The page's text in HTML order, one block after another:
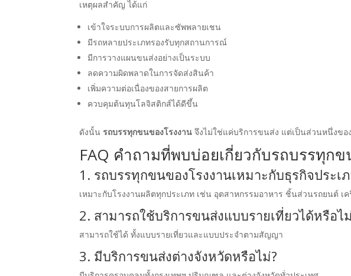
เหตุผลสำคัญ ได้แก่
เข้าใจระบบการผลิตและซัพพลายเชน
มีรถหลายประเภทรองรับทุกสถานการณ์
มีการวางแผนขนส่งอย่างเป็นระบบ
ลดความผิดพลาดในการจัดส่งสินค้า
เพิ่มความต่อเนื่องของสายการผลิต
ควบคุมต้นทุนโลจิสติกส์ได้ดีขึ้น
ดังนั้น รถบรรทุกขนของโรงงาน จึงไม่ใช่แค่บริการขนส่ง แต่เป็นส่วนหนึ่งข
FAQ คำถามที่พบบ่อยเกี่ยวกับรถบรรทุกข
1. รถบรรทุกขนของโรงงานเหมาะกับธุรกิจประเ
เหมาะกับโรงงานผลิตทุกประเภท เช่น อุตสาหกรรมอาหาร ชิ้นส่วนรถยนต์ เ
2. สามารถใช้บริการขนส่งแบบรายเที่ยวได้หรือไ
สามารถใช้ได้ ทั้งแบบรายเที่ยวและแบบประจำตามสัญญา
3. มีบริการขนส่งต่างจังหวัดหรือไม่?